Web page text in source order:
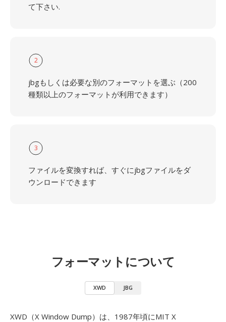
て下さい.
2
jbgもしくは必要な別のフォーマットを選ぶ（200
種類以上のフォーマットが利用できます）
3
ファイルを変換すれば、すぐにjbgファイルをダ
ウンロードできます
フォーマットについて
XWD JBG
XWD（X Window Dump）は、1987年頃にMIT X